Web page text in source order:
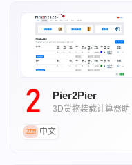
Pier2Pier
3D货物装载计算器助
中文